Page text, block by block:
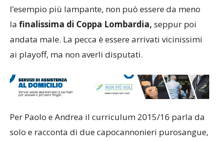
l’esempio più lampante, non può essere da meno
la finalissima di Coppa Lombardia, seppur poi
andata male. La pecca è essere arrivati vicinissimi
ai playoff, ma non averli disputati.
Per Paolo e Andrea il curriculum 2015/16 parla da
solo e racconta di due capocannonieri purosangue,